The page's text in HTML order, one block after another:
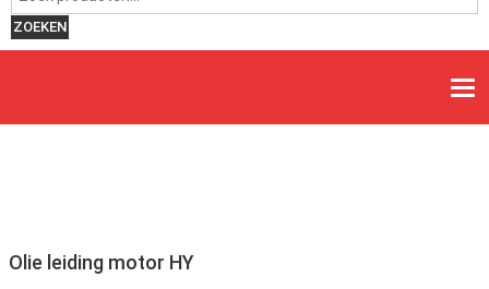
ZOEKEN
Olie leiding motor HY